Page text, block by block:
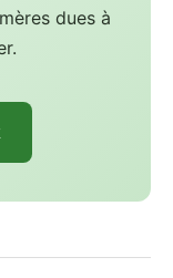
dues à